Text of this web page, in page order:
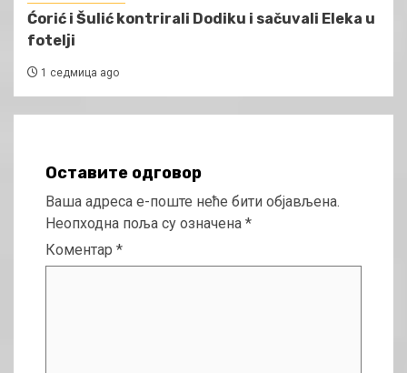
Ćorić i Šulić kontrirali Dodiku i sačuvali Eleka u
fotelji
1 седмица ago
Оставите одговор
Ваша адреса е-поште неће бити објављена.
Неопходна поља су означена *
Коментар *